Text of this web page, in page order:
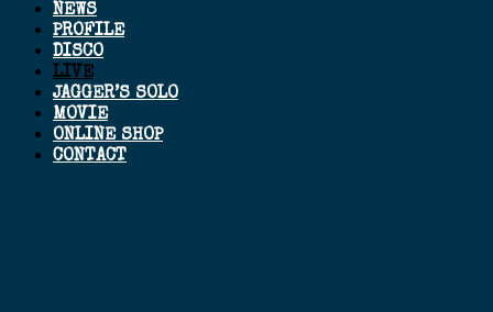
NEWS
PROFILE
DISCO
LIVE
JAGGER’S SOLO
MOVIE
ONLINE SHOP
CONTACT